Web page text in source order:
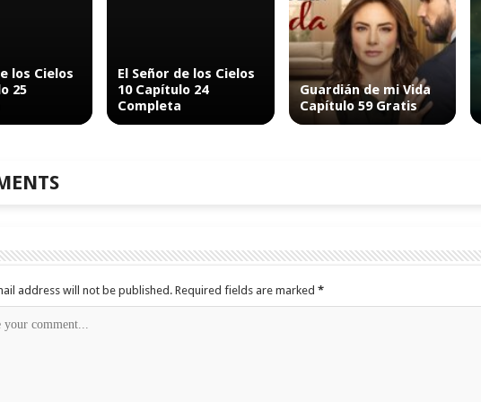
los Cielos
25
El Señor de los Cielos
10 Capítulo 24
Completa
Guardián de mi Vida
Capítulo 59 Gratis
address will not be published. Required fields are marked *